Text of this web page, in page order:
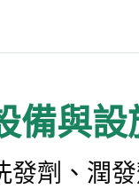
備與設
發劑、潤